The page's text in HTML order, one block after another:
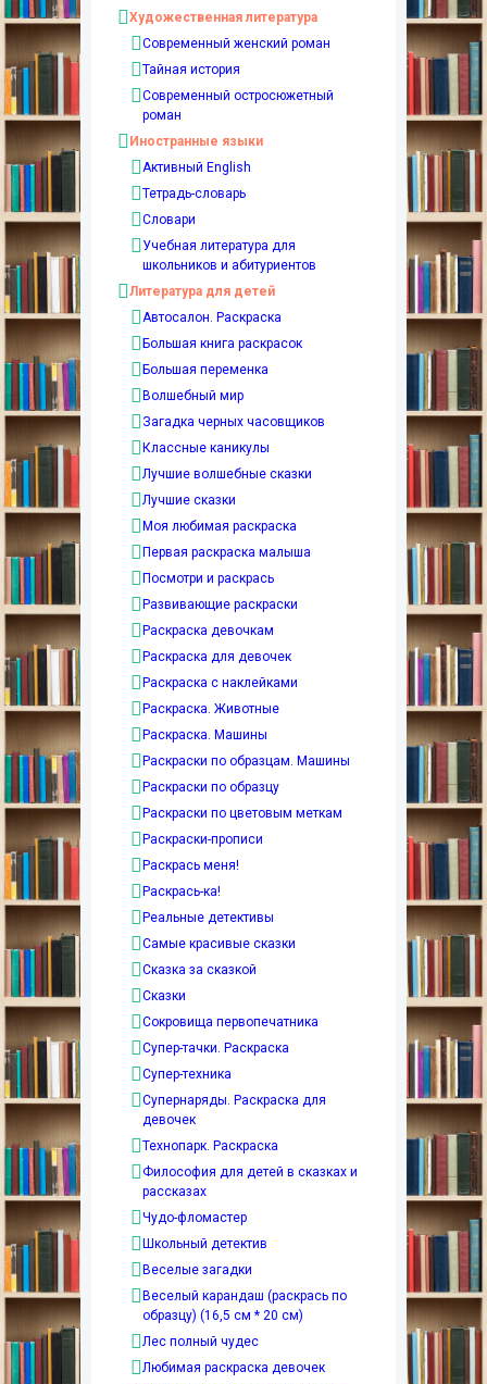
Художественная литература
Современный женский роман
Тайная история
Современный остросюжетный
роман
Иностранные языки
Активный English
Тетрадь-словарь
Словари
Учебная литература для
школьников и абитуриентов
Литература для детей
Автосалон. Раскраска
Большая книга раскрасок
Большая переменка
Волшебный мир
Загадка черных часовщиков
Классные каникулы
Лучшие волшебные сказки
Лучшие сказки
Моя любимая раскраска
Первая раскраска малыша
Посмотри и раскрась
Развивающие раскраски
Раскраска девочкам
Раскраска для девочек
Раскраска с наклейками
Раскраска. Животные
Раскраска. Машины
Раскраски по образцам. Машины
Раскраски по образцу
Раскраски по цветовым меткам
Раскраски-прописи
Раскрась меня!
Раскрась-ка!
Реальные детективы
Самые красивые сказки
Сказка за сказкой
Сказки
Сокровища первопечатника
Супер-тачки. Раскраска
Супер-техника
Супернаряды. Раскраска для
девочек
Технопарк. Раскраска
Философия для детей в сказках и
рассказах
Чудо-фломастер
Школьный детектив
Веселые загадки
Веселый карандаш (раскрась по
образцу) (16,5 см * 20 см)
Лес полный чудес
Любимая раскраска девочек